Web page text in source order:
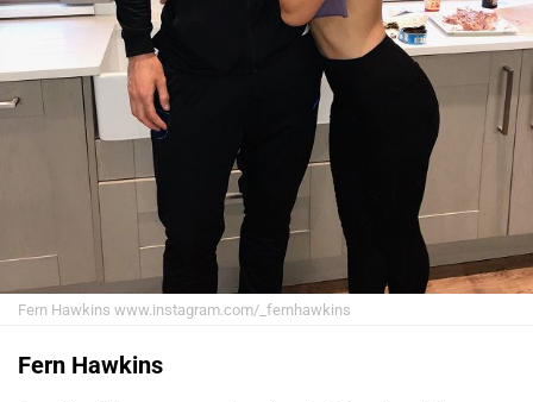
Fern Hawkins www.instagram.com/_fernhawkins
Fern Hawkins